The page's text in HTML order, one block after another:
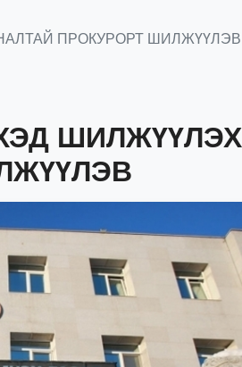
ПРОКУРОРТ ШИЛЖҮҮЛЭВ
ШИЛЖҮҮЛЭХ